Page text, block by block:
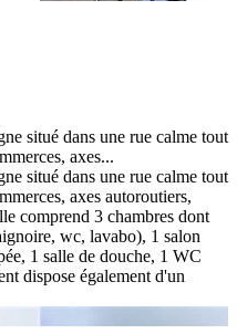
situé dans une rue calme tout
axes...
situé dans une rue calme tout
axes autoroutiers,
comprend 3 chambres dont
wc, lavabo), 1 salon
1 salle de douche, 1 WC
dispose également d'un